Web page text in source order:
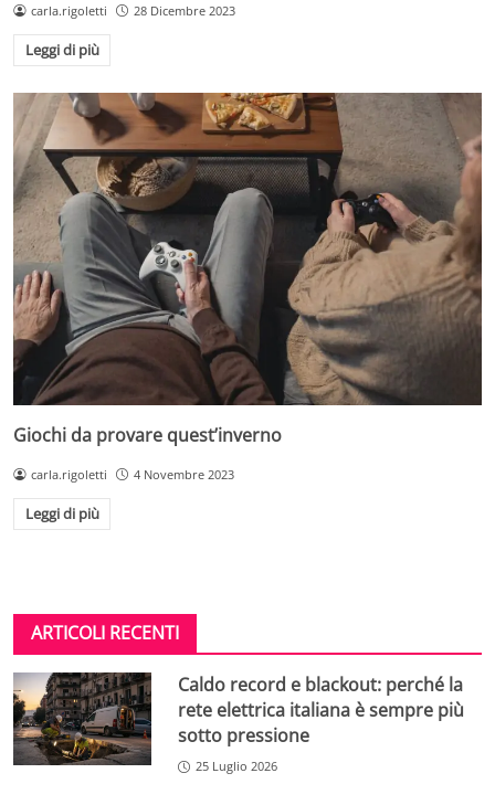
carla.rigoletti 28 Dicembre 2023
Leggi di più
Giochi da provare quest’inverno
carla.rigoletti 4 Novembre 2023
Leggi di più
ARTICOLI RECENTI
Caldo record e blackout: perché la
rete elettrica italiana è sempre più
sotto pressione
25 Luglio 2026